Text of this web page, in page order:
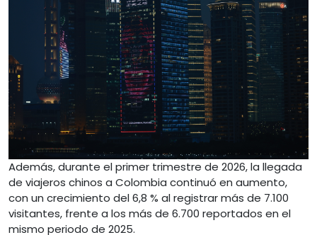
Además, durante el primer trimestre de 2026, la llegada
de viajeros chinos a Colombia continuó en aumento,
con un crecimiento del 6,8 % al registrar más de 7.100
visitantes, frente a los más de 6.700 reportados en el
mismo periodo de 2025.